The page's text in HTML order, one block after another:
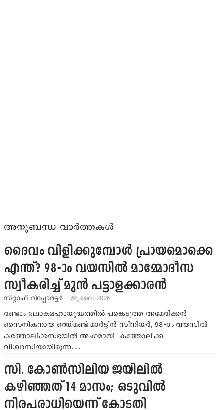
അനുബന്ധ വാർത്തകൾ
ദൈവം വിളിക്കുമ്പോള്‍ പ്രായമൊക്കെ
എന്ത്? 98-ാം വയസില്‍ മാമ്മോദീസ
സ്വീകരിച്ച് മുന്‍ പട്ടാളക്കാരന്‍
സ്റ്റാഫ് റിപ്പോര്‍ട്ടര്‍ - ജൂലൈ 2026
രണ്ടാം ലോകമഹായുദ്ധത്തില്‍ പങ്കെടുത്ത അമേരിക്കന്‍
സൈനികനായ റെയ്മണ്ട് മാര്‍ട്ടിന്‍ സീനിയര്‍, 98-ാം വയസില്‍
കത്തോലിക്കസഭയില്‍ അംഗമായി. കത്തോലിക്ക
വിശ്വാസിയായിരുന്ന…
സി. കോണ്‍സിലിയ ജയിലില്‍
കഴിഞ്ഞത് 14 മാസം; ഒടുവില്‍
നിരപരാധിയെന്ന് കോടതി